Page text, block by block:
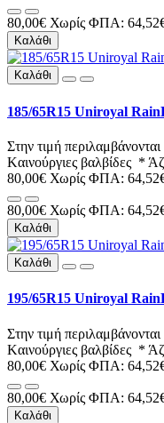
80,00€ Χωρίς ΦΠΑ:
Καλάθι
Καλάθι
185/65R15 Uniroyal
Στην τιμή
Kαινούργιες βαλβίδες *
80,00€ Χωρίς ΦΠΑ:
80,00€ Χωρίς ΦΠΑ:
Καλάθι
Καλάθι
195/65R15 Uniroyal
Στην τιμή
Kαινούργιες βαλβίδες *
80,00€ Χωρίς ΦΠΑ:
80,00€ Χωρίς ΦΠΑ:
Καλάθι